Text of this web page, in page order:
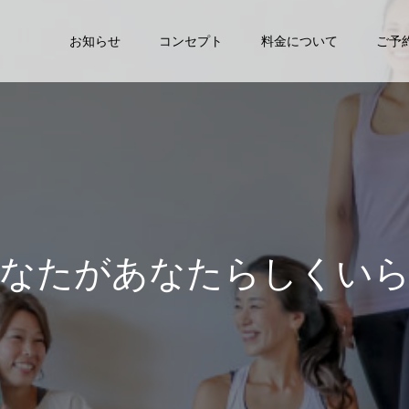
お知らせ コンセプト 料金について ご予
があなたらしくいられ